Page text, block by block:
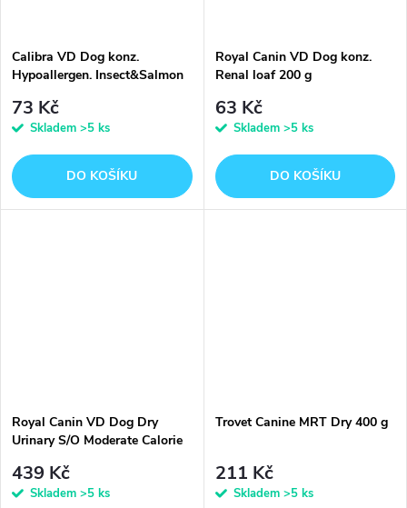
Calibra VD Dog konz.
Hypoallergen. Insect&Salmon
73 Kč
Skladem >5 ks
DO KOŠÍKU
Royal Canin VD Dog konz.
Renal loaf 200 g
63 Kč
Skladem >5 ks
DO KOŠÍKU
Royal Canin VD Dog Dry
Urinary S/O Moderate Calorie
439 Kč
Skladem >5 ks
Trovet Canine MRT Dry 400 g
211 Kč
Skladem >5 ks